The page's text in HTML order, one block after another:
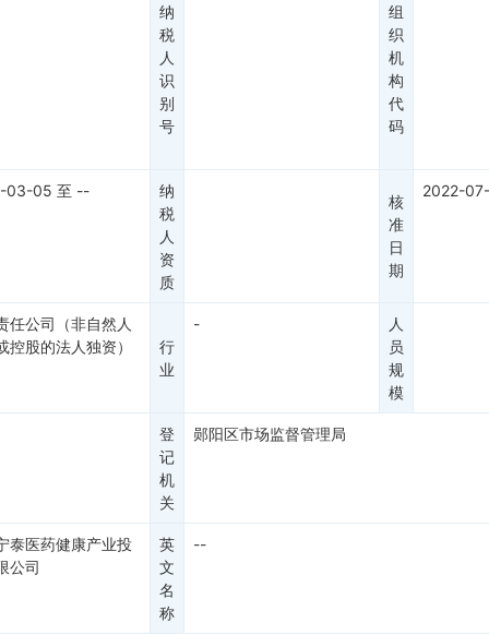
纳
税
人
识
别
号
组
织
机
构
代
码
03-05 至 --
纳
税
人
资
质
核
准
日
期
2022-
任公司（非自然人
控股的法人独资）
行
业
-
人
员
规
模
登
记
机
关
郧阳区市场监督管理局
泰医药健康产业投
公司
英
文
名
称
--